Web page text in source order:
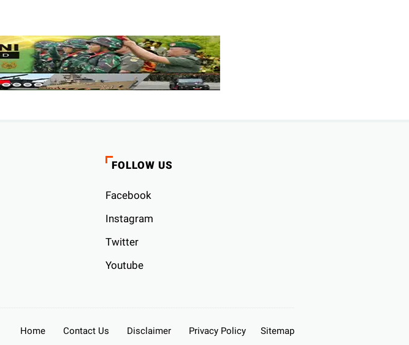
FOLLOW US
Facebook
Instagram
Twitter
Youtube
Home Contact Us Disclaimer Privacy Policy Sitemap